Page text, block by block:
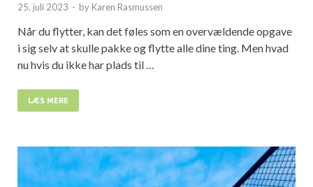
25. juli 2023 - by Karen Rasmussen
Når du flytter, kan det føles som en overvældende opgave
i sig selv at skulle pakke og flytte alle dine ting. Men hvad
nu hvis du ikke har plads til …
LÆS MERE